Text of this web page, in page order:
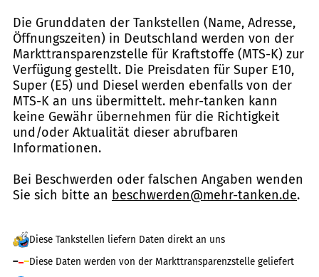
Die Grunddaten der Tankstellen (Name, Adresse,
Öffnungszeiten) in Deutschland werden von der
Markttransparenzstelle für Kraftstoffe (MTS-K) zur
Verfügung gestellt. Die Preisdaten für Super E10,
Super (E5) und Diesel werden ebenfalls von der
MTS-K an uns übermittelt. mehr-tanken kann
keine Gewähr übernehmen für die Richtigkeit
und/oder Aktualität dieser abrufbaren
Informationen.
Bei Beschwerden oder falschen Angaben wenden
Sie sich bitte an beschwerden@mehr-tanken.de.
Diese Tankstellen liefern Daten direkt an uns
Diese Daten werden von der Markttransparenzstelle geliefert